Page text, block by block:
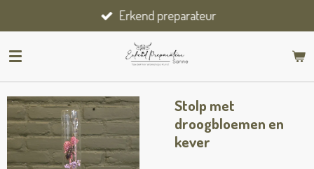
direct
naar
Erkend preparateur
Stolp met
droogbloemen en
kever